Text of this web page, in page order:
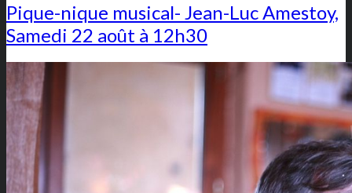
Pique-nique musical- Jean-Luc Amestoy,
Samedi 22 août à 12h30